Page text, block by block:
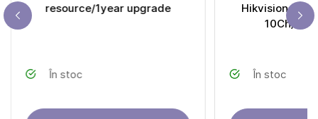
resource/1year upgrade
În stoc
Hikvision
10Ch/
În stoc